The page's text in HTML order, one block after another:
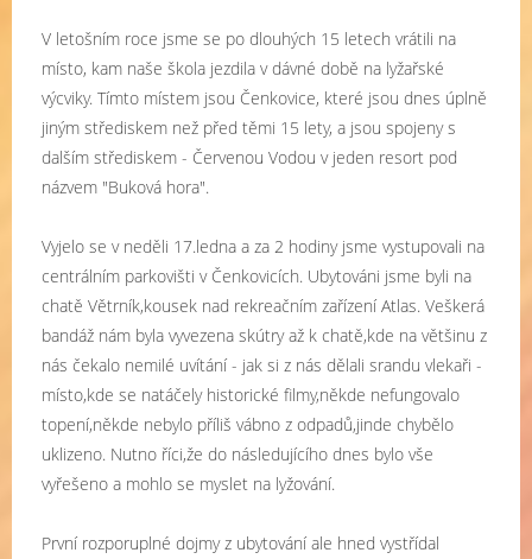
V letošním roce jsme se po dlouhých 15 letech vrátili na
místo, kam naše škola jezdila v dávné době na lyžařské
výcviky. Tímto místem jsou Čenkovice, které jsou dnes úplně
jiným střediskem než před těmi 15 lety, a jsou spojeny s
dalším střediskem - Červenou Vodou v jeden resort pod
názvem "Buková hora".
Vyjelo se v neděli 17.ledna a za 2 hodiny jsme vystupovali na
centrálním parkovišti v Čenkovicích. Ubytováni jsme byli na
chatě Větrník,kousek nad rekreačním zařízení Atlas. Veškerá
bandáž nám byla vyvezena skútry až k chatě,kde na většinu z
nás čekalo nemilé uvítání - jak si z nás dělali srandu vlekaři -
místo,kde se natáčely historické filmy,někde nefungovalo
topení,někde nebylo příliš vábno z odpadů,jinde chybělo
uklizeno. Nutno říci,že do následujícího dnes bylo vše
vyřešeno a mohlo se myslet na lyžování.
První rozporuplné dojmy z ubytování ale hned vystřídal